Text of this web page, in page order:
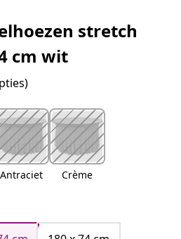
stretch
cm wit
Antraciet Crème